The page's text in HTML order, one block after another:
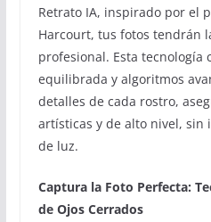
Retrato IA, inspirado por el
Harcourt, tus fotos tendrán
profesional. Esta tecnología
equilibrada y algoritmos
detalles de cada rostro,
artísticas y de alto nivel, sin
de luz.
Captura la Foto Perfecta:
de Ojos Cerrados